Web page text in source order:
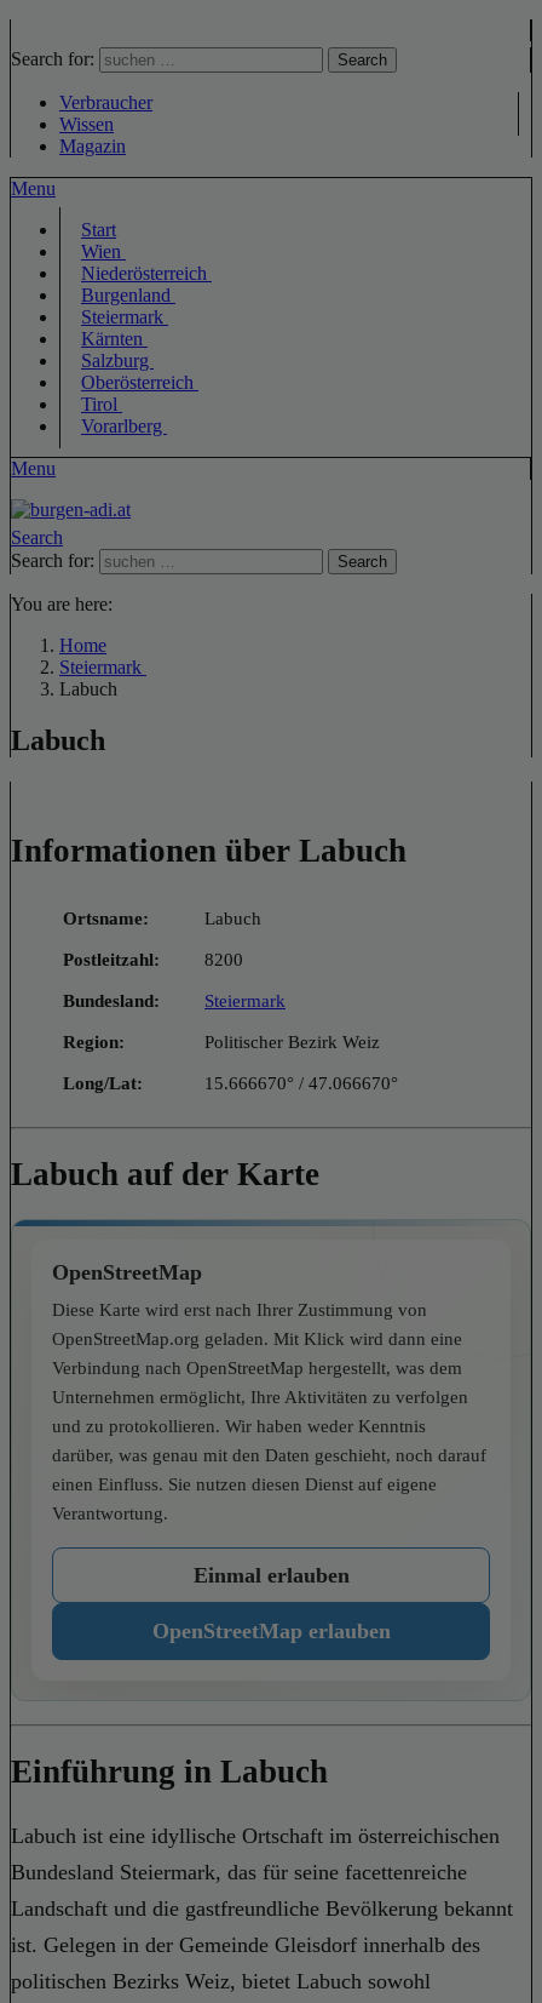
Search for: Search
Verbraucher
Wissen
Magazin
Menu
Start
Wien
Niederösterreich
Burgenland
Steiermark
Kärnten
Salzburg
Oberösterreich
Tirol
Vorarlberg
Menu
Search
Search for:
Search
You are here:
Home
Steiermark
Labuch
Labuch
Informationen über Labuch
Ortsname: Labuch
Postleitzahl: 8200
Bundesland: Steiermark
Region: Politischer Bezirk Weiz
Long/Lat: 15.666670° / 47.066670°
Labuch auf der Karte
OpenStreetMap
Diese Karte wird erst nach Ihrer Zustimmung von
OpenStreetMap.org geladen. Mit Klick wird dann eine
Verbindung nach OpenStreetMap hergestellt, was dem
Unternehmen ermöglicht, Ihre Aktivitäten zu verfolgen
und zu protokollieren. Wir haben weder Kenntnis
darüber, was genau mit den Daten geschieht, noch darauf
einen Einfluss. Sie nutzen diesen Dienst auf eigene
Verantwortung.
Einmal erlauben
OpenStreetMap erlauben
Einführung in Labuch
Labuch ist eine idyllische Ortschaft im österreichischen
Bundesland Steiermark, das für seine facettenreiche
Landschaft und die gastfreundliche Bevölkerung bekannt
ist. Gelegen in der Gemeinde Gleisdorf innerhalb des
politischen Bezirks Weiz, bietet Labuch sowohl